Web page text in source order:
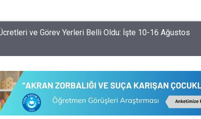
Sınırını Aşan Öğrencilere Ek Yaptırım